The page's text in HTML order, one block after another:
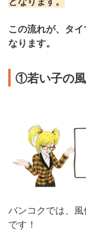
この流れが、タ
なります。
①若い子の風
バンコクでは、
です！